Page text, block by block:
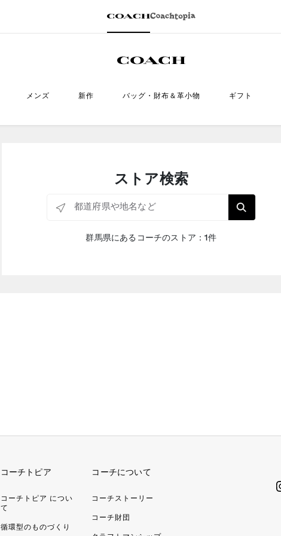
メンズ 新作 バッグ・財布＆革小物 ギフト
ストア検索
都道府県や地名など
群馬県にあるコーチのストア：1件
コーチトピア
コーチトピア につい
て
循環型のものづくり
コーチについて
コーチストーリー
コーチ財団